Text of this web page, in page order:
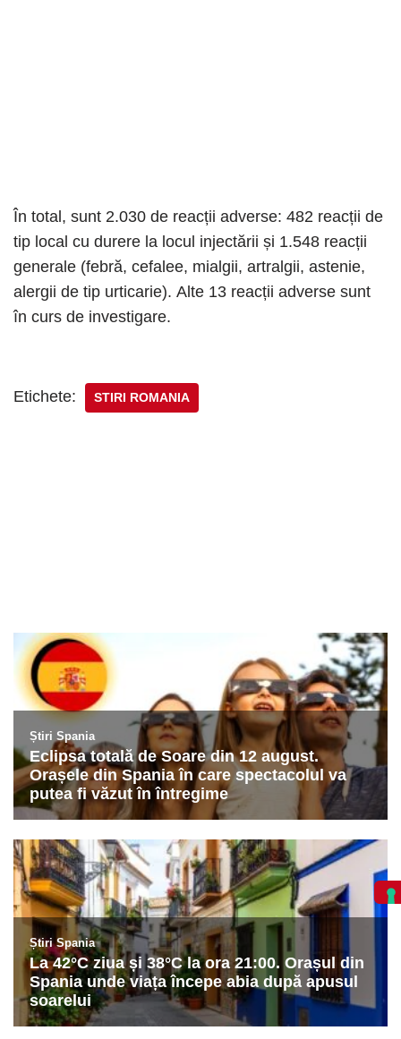
În total, sunt 2.030 de reacții adverse: 482 reacții de
tip local cu durere la locul injectării și 1.548 reacții
generale (febră, cefalee, mialgii, artralgii, astenie,
alergii de tip urticarie). Alte 13 reacții adverse sunt
în curs de investigare.
Etichete: STIRI ROMANIA